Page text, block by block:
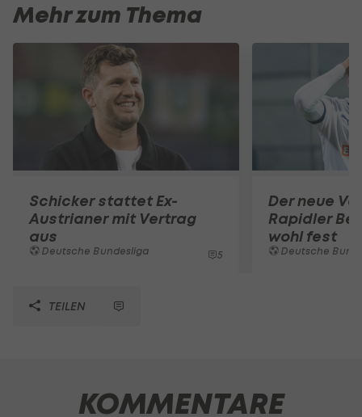
Mehr zum Thema
Schicker stattet Ex-
Austrianer mit Vertrag
aus
Deutsche Bundesliga 5
Der neue
Rapidler
wohl fest
Deutsche
TEILEN
KOMMENTARE